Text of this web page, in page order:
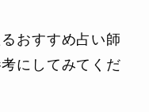
おすすめ占い師
にしてみてくだ